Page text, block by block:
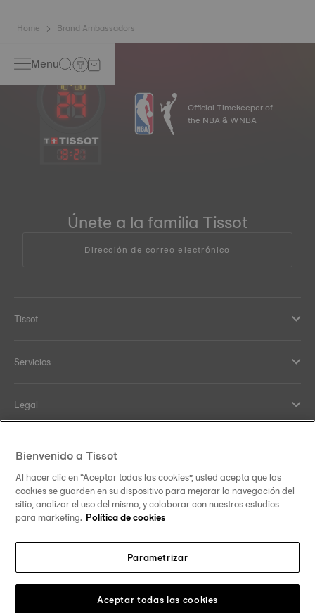
Home Brand Ambassadors
Menu
13:21
Official Timekeeper of
the NBA & WNBA
Únete a la familia Tissot
Dirección de correo electrónico
Tissot
Servicios
Legal
Our commitments
Follow us on social media
Change country Tissot Copyrights 2026
Bienvenido a Tissot
Al hacer clic en “Aceptar todas las cookies”, usted acepta que las
cookies se guarden en su dispositivo para mejorar la navegación del
sitio, analizar el uso del mismo, y colaborar con nuestros estudios
para marketing. Política de cookies
Parametrizar
Aceptar todas las cookies